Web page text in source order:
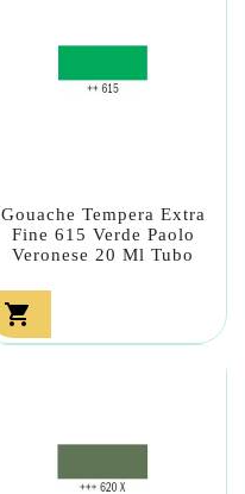
Gouache Tempera Extra
Fine 615 Verde Paolo
Veronese 20 Ml Tubo
